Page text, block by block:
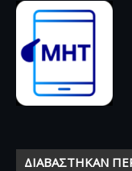
ΔΙΑΒΆΣΤΗΚΑΝ